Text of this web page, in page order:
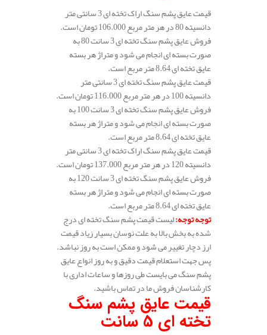
قیمت عایق پشم سنگ اراک تخته ای 3 سانتی متر
دانسیته 80 در هر متر مربع 106.000 تومان است.
فروش عایق پشم سنگ تخته ای 3 سانت 80 به
صورت بسته ای انجام می شود و متراژ هر بسته
عایق تخته ای 8.64 متر مربع است.
قیمت عایق پشم سنگ تخته ای 3 سانتی متر
دانسیته 100 در هر متر مربع 116.000 تومان است.
فروش عایق پشم سنگ تخته ای 3 سانت 100 به
صورت بسته ای انجام می شود و متراژ هر بسته
عایق تخته ای 8.64 متر مربع است.
قیمت عایق پشم سنگ اراک تخته ای 3 سانتی متر
دانسیته 120 در هر متر مربع 137.000 تومان است.
فروش عایق پشم سنگ تخته ای 3 سانت 120 به
صورت بسته ای انجام می شود و متراژ هر بسته
عایق تخته ای 8.64 متر مربع است.
توجه توجه:لیست قیمت پشم سنگ تخته ای درج
شده به بخش بالا به علت نوسان بسیار زیاد قیمت
ارز دچار تغییر می شود و ممکن است به روز نباشد.
پس جهت استعلام قیمت دقیق و به روز انواع عایق
پشم سنگ می بایست طی روزها و ساعات اداری با
کارشناسان فروش ما در تماس باشید.
قیمت عایق پشم سنگ
تخته ای 5 سانت